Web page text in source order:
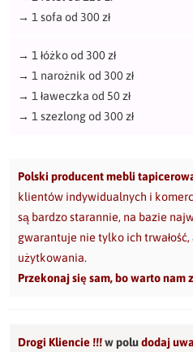
→ 1 sofa od 300 zł
→ 1 łóżko od 300 zł
→ 1 narożnik od 300 zł
→ 1 ławeczka od 50 zł
→ 1 szezlong od 300 zł
Polski producent mebli
klientów indywidualnych i
są bardzo starannie, na bazie
gwarantuje nie tylko ich
użytkowania.
Przekonaj się sam, bo warto nam
Drogi Kliencie !!!w poludodaj